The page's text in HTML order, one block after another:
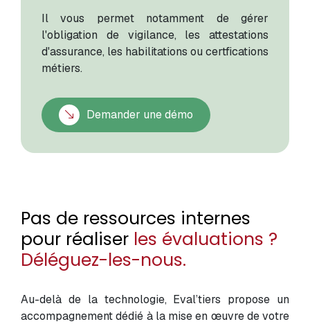
Il vous permet notamment de gérer
l'obligation de vigilance, les attestations
d'assurance, les habilitations ou certfications
métiers.
Demander une démo
Pas de ressources internes
pour réaliser les évaluations ?
Déléguez-les-nous.
Au-delà de la technologie, Eval’tiers propose un
accompagnement dédié à la mise en œuvre de votre